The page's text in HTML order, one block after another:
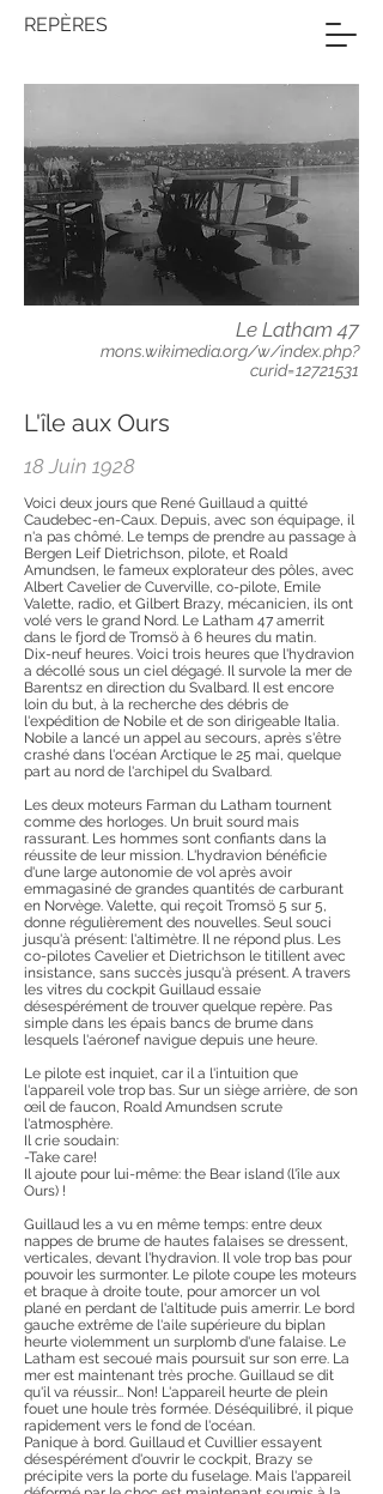
REPÈRES
Le Latham 47
mons.wikimedia.org/w/index.php?
curid=12721531
L'île aux Ours
18 Juin 1928
Voici deux jours que René Guillaud a quitté
Caudebec-en-Caux. Depuis, avec son équipage, il
n'a pas chômé. Le temps de prendre au passage à
Bergen Leif Dietrichson, pilote, et Roald
Amundsen, le fameux explorateur des pôles, avec
Albert Cavelier de Cuverville, co-pilote, Emile
Valette, radio, et Gilbert Brazy, mécanicien, ils ont
volé vers le grand Nord. Le Latham 47 amerrit
dans le fjord de Tromsö à 6 heures du matin.
Dix-neuf heures. Voici trois heures que l'hydravion
a décollé sous un ciel dégagé. Il survole la mer de
Barentsz en direction du Svalbard. Il est encore
loin du but, à la recherche des débris de
l'expédition de Nobile et de son dirigeable Italia.
Nobile a lancé un appel au secours, après s'être
crashé dans l'océan Arctique le 25 mai, quelque
part au nord de l'archipel du Svalbard.
Les deux moteurs Farman du Latham tournent
comme des horloges. Un bruit sourd mais
rassurant. Les hommes sont confiants dans la
réussite de leur mission. L'hydravion bénéficie
d'une large autonomie de vol après avoir
emmagasiné de grandes quantités de carburant
en Norvège. Valette, qui reçoit Tromsö 5 sur 5,
donne régulièrement des nouvelles. Seul souci
jusqu'à présent: l'altimètre. Il ne répond plus. Les
co-pilotes Cavelier et Dietrichson le titillent avec
insistance, sans succès jusqu'à présent. A travers
les vitres du cockpit Guillaud essaie
désespérément de trouver quelque repère. Pas
simple dans les épais bancs de brume dans
lesquels l'aéronef navigue depuis une heure.
Le pilote est inquiet, car il a l'intuition que
l'appareil vole trop bas. Sur un siège arrière, de son
œil de faucon, Roald Amundsen scrute
l'atmosphère.
Il crie soudain:
-Take care!
Il ajoute pour lui-même: the Bear island (l'île aux
Ours) !
Guillaud les a vu en même temps: entre deux
nappes de brume de hautes falaises se dressent,
verticales, devant l'hydravion. Il vole trop bas pour
pouvoir les surmonter. Le pilote coupe les moteurs
et braque à droite toute, pour amorcer un vol
plané en perdant de l'altitude puis amerrir. Le bord
gauche extrême de l'aile supérieure du biplan
heurte violemment un surplomb d'une falaise. Le
Latham est secoué mais poursuit sur son erre. La
mer est maintenant très proche. Guillaud se dit
qu'il va réussir... Non! L'appareil heurte de plein
fouet une houle très formée. Déséquilibré, il pique
rapidement vers le fond de l'océan.
Panique à bord. Guillaud et Cuvillier essayent
désespérément d'ouvrir le cockpit, Brazy se
précipite vers la porte du fuselage. Mais l'appareil